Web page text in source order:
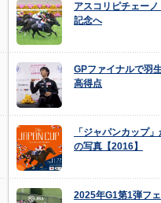
アスコリピチェー
記念へ
GPファイナルで羽
高得点
「ジャパンカップ
の写真【2016】
2025年G1第1弾フ